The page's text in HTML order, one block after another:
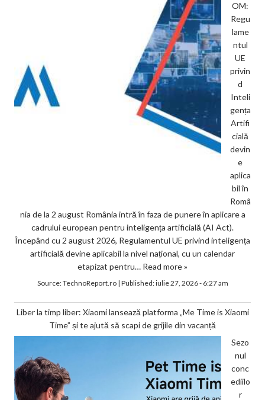
OM:
Regu
lame
ntul
UE
privin
d
Inteli
gența
Artifi
cială
devin
e
aplica
bil în
Româ
nia de la 2 august România intră în faza de punere în aplicare a
cadrului european pentru inteligența artificială (AI Act).
Începând cu 2 august 2026, Regulamentul UE privind inteligența
artificială devine aplicabil la nivel național, cu un calendar
etapizat pentru… Read more »
Source:TechnoReport.ro| Published:iulie 27, 2026 - 6:27 am
Liber la timp liber: Xiaomi lansează platforma „Me Time is Xiaomi
Time” și te ajută să scapi de grijile din vacanță
Sezo
nul
conc
ediilo
r